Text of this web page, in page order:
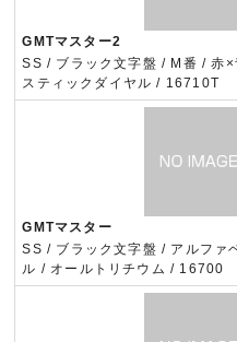
GMTマスター2
SS / ブラック文字盤 / M番 / 赤
スティックダイヤル / 16710T
GMTマスター
SS / ブラック文字盤 / アルファ
ル / オールトリチウム / 16700